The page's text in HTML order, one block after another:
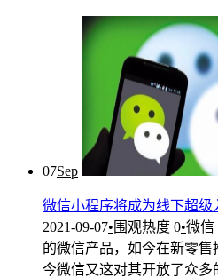
07Sep
微信小程序将成为线下超
2021-09-07• 围观热度 0•微信
的微信产品，如今在新零
今微信又这对其开放了众